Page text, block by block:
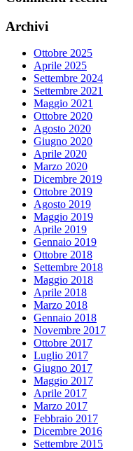
Archivi
Ottobre 2025
Aprile 2025
Settembre 2024
Settembre 2021
Maggio 2021
Ottobre 2020
Agosto 2020
Giugno 2020
Aprile 2020
Marzo 2020
Dicembre 2019
Ottobre 2019
Agosto 2019
Maggio 2019
Aprile 2019
Gennaio 2019
Ottobre 2018
Settembre 2018
Maggio 2018
Aprile 2018
Marzo 2018
Gennaio 2018
Novembre 2017
Ottobre 2017
Luglio 2017
Giugno 2017
Maggio 2017
Aprile 2017
Marzo 2017
Febbraio 2017
Dicembre 2016
Settembre 2015